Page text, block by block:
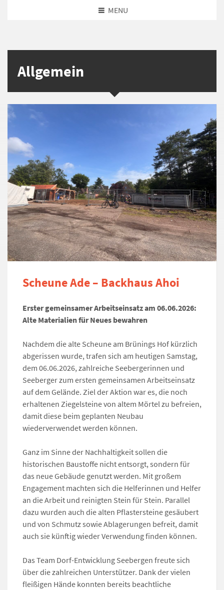
MENU
Allgemein
Scheune Ade – Backhaus Ahoi
Erster gemeinsamer Arbeitseinsatz am 06.06.2026:
Alte Materialien für Neues bewahren
Nachdem die alte Scheune am Brünings Hof kürzlich
abgerissen wurde, trafen sich am heutigen Samstag,
dem 06.06.2026, zahlreiche Seebergerinnen und
Seeberger zum ersten gemeinsamen Arbeitseinsatz
auf dem Gelände. Ziel der Aktion war es, die noch
erhaltenen Ziegelsteine von altem Mörtel zu befreien,
damit diese beim geplanten Neubau
wiederverwendet werden können.
Ganz im Sinne der Nachhaltigkeit sollen die
historischen Baustoffe nicht entsorgt, sondern für
das neue Gebäude genutzt werden. Mit großem
Engagement machten sich die Helferinnen und Helfer
an die Arbeit und reinigten Stein für Stein. Parallel
dazu wurden auch die alten Pflastersteine gesäubert
und von Schmutz sowie Ablagerungen befreit, damit
auch sie künftig wieder Verwendung finden können.
Das Team Dorf-Entwicklung Seebergen freute sich
über die zahlreichen Unterstützer. Dank der vielen
fleißigen Hände konnten bereits beachtliche